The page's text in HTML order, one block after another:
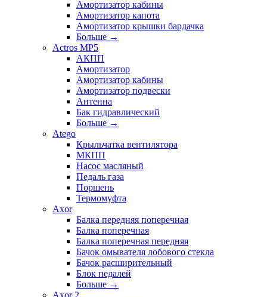
Амортизатор кабины
Амортизатор капота
Амортизатор крышки бардачка
Больше →
Actros MP5
АКПП
Амортизатор
Амортизатор кабины
Амортизатор подвески
Антенна
Бак гидравлический
Больше →
Atego
Крыльчатка вентилятора
МКПП
Насос масляный
Педаль газа
Поршень
Термомуфта
Axor
Балка передняя поперечная
Балка поперечная
Балка поперечная передняя
Бачок омывателя лобового стекла
Бачок расширительный
Блок педалей
Больше →
Axor 2